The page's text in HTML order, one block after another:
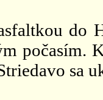
do
počasím.
sa